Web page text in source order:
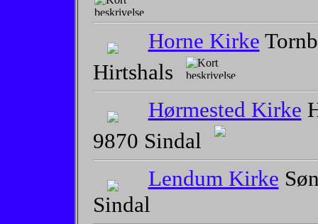
Horne Kirke
Hirtshals
Hørmested Kirke
9870 Sindal
Lendum Kirke
Sindal